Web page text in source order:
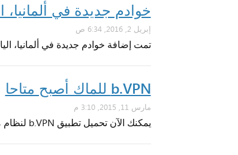
خوادم جديدة في ألمانيا،
إبريل 2, 2016, 6:34 ص
تمت إضافة خوادم جديدة في ألمانيا،
b.VPN للماك أصبح متاحا
مارس 11, 2015, 3:10 م
يمكنك الآن تحميل تطبيق b.VPN لنظام ماك 10.6 أو أحدث